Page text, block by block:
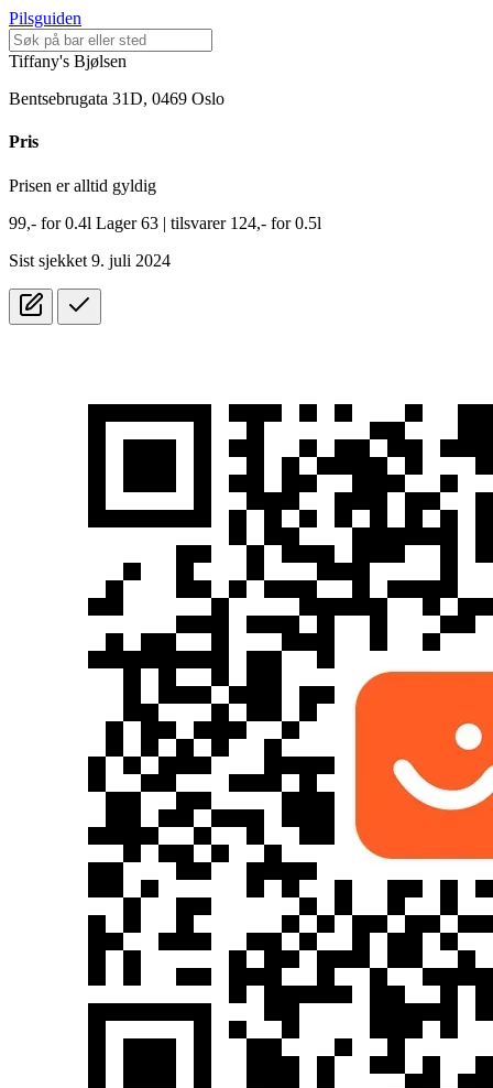
Pilsguiden
Tiffany's Bjølsen
Bentsebrugata 31D, 0469 Oslo
Pris
Prisen er alltid gyldig
99,- for0.4l Lager 63 | tilsvarer 124,- for 0.5l
Sist sjekket 9. juli 2024